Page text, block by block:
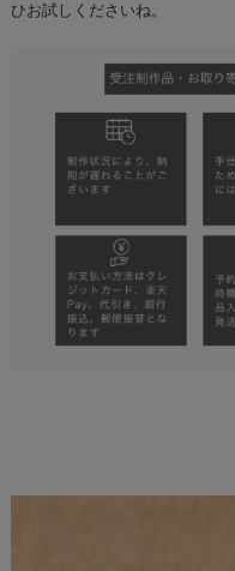
ひお試しくださいね。